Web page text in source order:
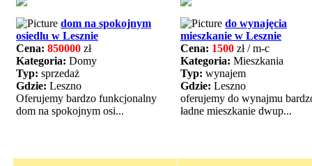
dom na spokojnym
osiedlu w Lesznie
Cena: 850000 zł
Kategoria: Domy
Typ: sprzedaż
Gdzie: Leszno
Oferujemy bardzo funkcjonalny
dom na spokojnym osi...
do wynajęcia
mieszkanie w Lesznie
Cena: 1500 zł / m-c
Kategoria: Mieszkania
Typ: wynajem
Gdzie: Leszno
oferujemy do wynajmu
ładne mieszkanie dwup...